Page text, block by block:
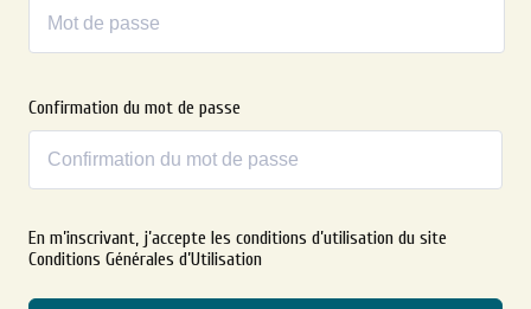
Confirmation du mot de passe
Alternative:
En m’inscrivant, j’accepte les conditions d’utilisation du site
Conditions Générales d’Utilisation